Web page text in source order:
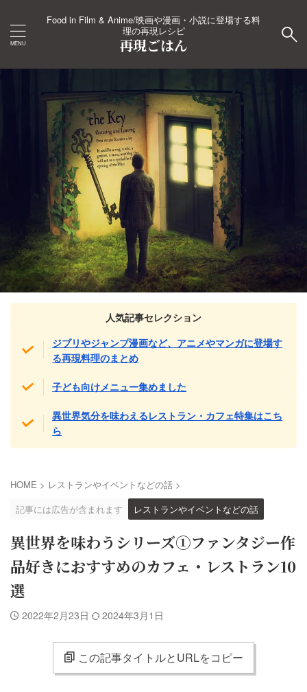
Food in Film & Anime/映画や漫画・小説に登場する料
理の再現レシピ
再現ごはん
人気記事セレクション
ジブリやジャンプ漫画など、アニメやマンガに登場す
る再現料理のまとめ
子ども向けメニュー集めました
異世界気分を味わえるレストラン・カフェ特集はこち
ら
HOME > レストランやイベントなどの話 >
記事には広告が含まれます
レストランやイベントなどの話
異世界を味わうシリーズ①ファンタジー作
品好きにおすすめのカフェ・レストラン10
選
2022年2月23日 2024年3月1日
この記事タイトルとURLをコピー